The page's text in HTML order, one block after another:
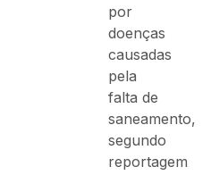
por
doenças
causadas
pela
falta de
saneamento,
segundo
reportagem